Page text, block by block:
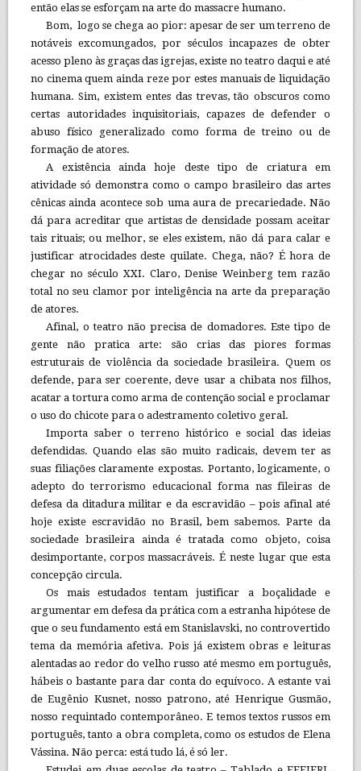
então elas se esforçam na arte do massacre humano.
Bom, logo se chega ao pior: apesar de ser um terreno de
notáveis excomungados, por séculos incapazes de obter
acesso pleno às graças das igrejas, existe no teatro daqui e até
no cinema quem ainda reze por estes manuais de liquidação
humana. Sim, existem entes das trevas, tão obscuros como
certas autoridades inquisitoriais, capazes de defender o
abuso físico generalizado como forma de treino ou de
formação de atores.
A existência ainda hoje deste tipo de criatura em
atividade só demonstra como o campo brasileiro das artes
cênicas ainda acontece sob uma aura de precariedade. Não
dá para acreditar que artistas de densidade possam aceitar
tais rituais; ou melhor, se eles existem, não dá para calar e
justificar atrocidades deste quilate. Chega, não? É hora de
chegar no século XXI. Claro, Denise Weinberg tem razão
total no seu clamor por inteligência na arte da preparação
de atores.
Afinal, o teatro não precisa de domadores. Este tipo de
gente não pratica arte: são crias das piores formas
estruturais de violência da sociedade brasileira. Quem os
defende, para ser coerente, deve usar a chibata nos filhos,
acatar a tortura como arma de contenção social e proclamar
o uso do chicote para o adestramento coletivo geral.
Importa saber o terreno histórico e social das ideias
defendidas. Quando elas são muito radicais, devem ter as
suas filiações claramente expostas. Portanto, logicamente, o
adepto do terrorismo educacional forma nas fileiras de
defesa da ditadura militar e da escravidão – pois afinal até
hoje existe escravidão no Brasil, bem sabemos. Parte da
sociedade brasileira ainda é tratada como objeto, coisa
desimportante, corpos massacráveis. É neste lugar que esta
concepção circula.
Os mais estudados tentam justificar a boçalidade e
argumentar em defesa da prática com a estranha hipótese de
que o seu fundamento está em Stanislavski, no controvertido
tema da memória afetiva. Pois já existem obras e leituras
alentadas ao redor do velho russo até mesmo em português,
hábeis o bastante para dar conta do equívoco. A estante vai
de Eugênio Kusnet, nosso patrono, até Henrique Gusmão,
nosso requintado contemporâneo. E temos textos russos em
português, tanto a obra completa, como os estudos de Elena
Vássina. Não perca: está tudo lá, é só ler.